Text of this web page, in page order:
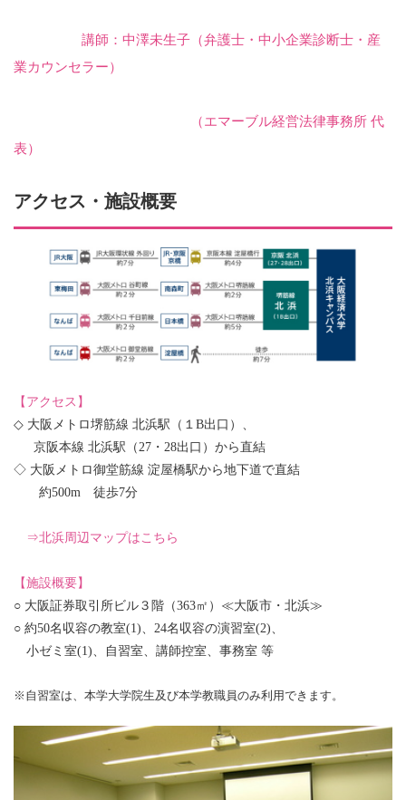
講師：中澤未生子（弁護士・中小企業診断士・産
業カウンセラー）
（エマーブル経営法律事務所 代
表）
アクセス・施設概要
【アクセス】
◇ 大阪メトロ堺筋線 北浜駅（１B出口）、
京阪本線 北浜駅（27・28出口）から直結
◇ 大阪メトロ御堂筋線 淀屋橋駅から地下道で直結
約500m 徒歩7分
⇒北浜周辺マップはこちら
【施設概要】
○ 大阪証券取引所ビル３階（363㎡）≪大阪市・北浜≫
○ 約50名収容の教室(1)、24名収容の演習室(2)、
小ゼミ室(1)、自習室、講師控室、事務室 等
※自習室は、本学大学院生及び本学教職員のみ利用できます。